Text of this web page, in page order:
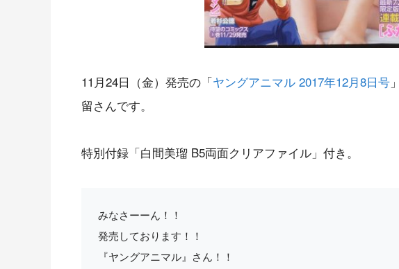
11月24日（金）発売の「ヤングアニマル 2017年12月8日号
留さんです。
特別付録「白間美瑠 B5両面クリアファイル」付き。
みなさーーん！！
発売しております！！
『ヤングアニマル』さん！！